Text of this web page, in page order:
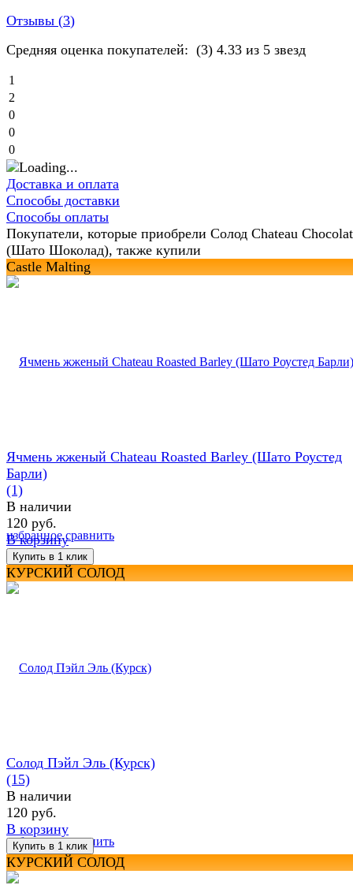
Отзывы (3)
Средняя оценка покупателей: (3) 4.33 из 5 звезд
1
2
0
0
0
Доставка и оплата
Способы доставки
Способы оплаты
Покупатели, которые приобрели Солод Chateau Chocolat
(Шато Шоколад), также купили
Castle Malting
избранное сравнить
Ячмень жженый Chateau Roasted Barley (Шато Роустед
Барли)
(1)
В наличии
120 руб.
В корзину
КУРСКИЙ СОЛОД
избранное сравнить
Солод Пэйл Эль (Курск)
(15)
В наличии
120 руб.
В корзину
КУРСКИЙ СОЛОД